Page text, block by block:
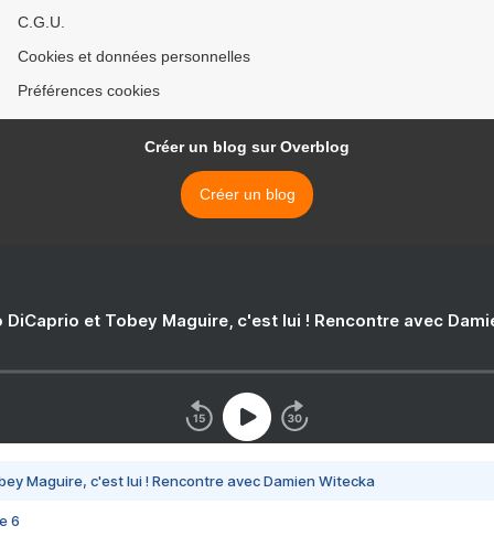
C.G.U.
Cookies et données personnelles
Préférences cookies
Créer un blog sur Overblog
Créer un blog
DiCaprio et Tobey Maguire, c'est lui ! Rencontre avec
Maguire, c'est lui ! Rencontre avec Damien Witecka
6